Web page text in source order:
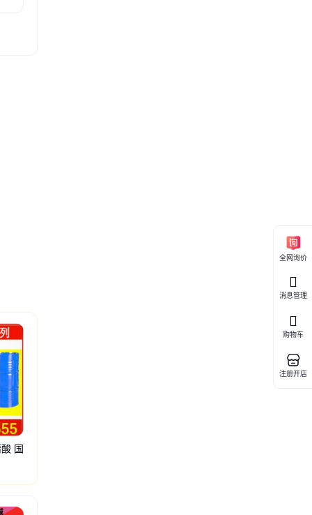
国
全网询价
消息管理
购物车
注册开店